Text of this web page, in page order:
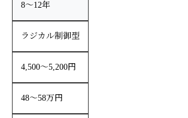
8〜12年
ラジカル制御型
4,500〜5,200円
48〜58万円